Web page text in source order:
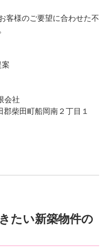
客様のご要望に合わせた不
会社
柴田町船岡南２丁目１
たい新築物件の